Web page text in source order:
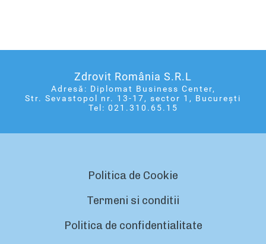
Zdrovit România S.R.L
Adresă: Diplomat Business Center,
Str. Sevastopol nr. 13-17, sector 1, București
Tel: 021.310.65.15
Politica de Cookie
Termeni si conditii
Politica de confidentialitate